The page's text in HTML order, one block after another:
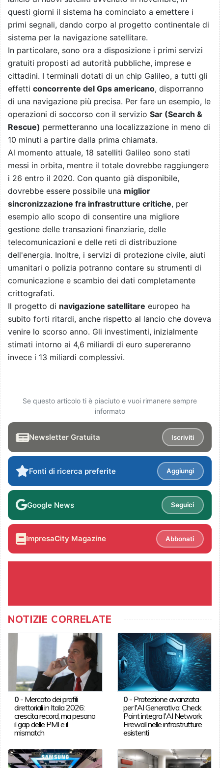
questi giorni il sistema ha cominciato a emettere i
primi segnali, dando corpo al progetto continentale di
sistema per la navigazione satellitare.
In particolare, sono ora a disposizione i primi servizi
gratuiti proposti ad autorità pubbliche, imprese e
cittadini. I terminali dotati di un chip Galileo, a tutti gli
effetti concorrente del Gps americano, disporranno
di una navigazione più precisa. Per fare un esempio, le
operazioni di soccorso con il servizio Sar (Search &
Rescue) permetteranno una localizzazione in meno di
10 minuti a partire dalla prima chiamata.
Al momento attuale, 18 satelliti Galileo sono stati
messi in orbita, mentre il totale dovrebbe raggiungere
i 26 entro il 2020. Con quanto già disponibile,
dovrebbe essere possibile una miglior
sincronizzazione fra infrastrutture critiche, per
esempio allo scopo di consentire una migliore
gestione delle transazioni finanziarie, delle
telecomunicazioni e delle reti di distribuzione
dell'energia. Inoltre, i servizi di protezione civile, aiuti
umanitari o polizia potranno contare su strumenti di
comunicazione e scambio dei dati completamente
crittografati.
Il progetto di navigazione satellitare europeo ha
subito forti ritardi, anche rispetto al lancio che doveva
venire lo scorso anno. Gli investimenti, inizialmente
stimati intorno ai 4,6 miliardi di euro supereranno
invece i 13 miliardi complessivi.
Se questo articolo ti è piaciuto e vuoi rimanere sempre
informato
Newsletter Gratuita Iscriviti
Fonti di ricerca preferite Aggiungi
Google News Seguici
ImpresaCity Magazine Abbonati
NOTIZIE CORRELATE
0- Mercato dei profili
direttoriali in Italia 2026:
crescita record, ma pesano
il gap delle PMI e il
mismatch
0 - Protezione avanzata
per l'AI Generativa: Check
Point integra l'AI Network
Firewall nelle infrastrutture
esistenti